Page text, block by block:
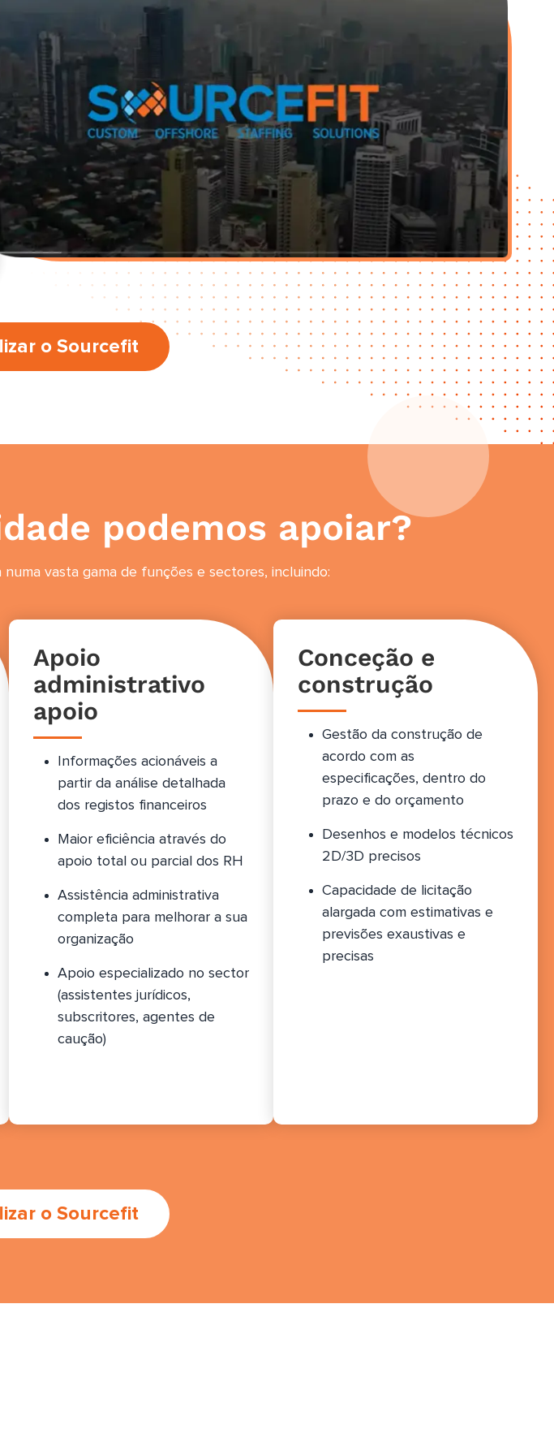
o Sourcefit
podemos apoiar?
vasta gama de funções e sectores, incluindo:
Apoio
administrativo
apoio
Informações acionáveis a
partir da análise detalhada
dos registos financeiros
Maior eficiência através do
apoio total ou parcial dos RH
Assistência administrativa
completa para melhorar a sua
organização
Apoio especializado no sector
(assistentes jurídicos,
subscritores, agentes de
caução)
Conceção e
construção
Gestão da construção de
acordo com as
especificações, dentro do
prazo e do orçamento
Desenhos e modelos técnicos
2D/3D precisos
Capacidade de licitação
alargada com estimativas e
previsões exaustivas e
precisas
o Sourcefit